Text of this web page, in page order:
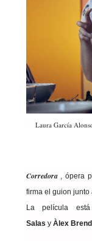
Laura García
Corredora, ópera
firma el guion junto
La película
Salas y Àlex